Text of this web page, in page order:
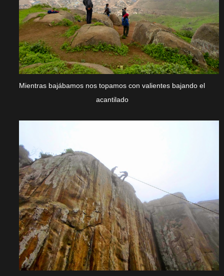
Mientras bajábamos nos topamos con valientes bajando el
acantilado